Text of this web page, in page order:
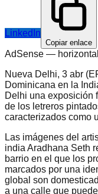
LinkedIn
Copiar enlace
AdSense — horizontal
Nueva Delhi, 3 abr
Dominicana en la
Delhi una exposición
de los letreros
caracterizados como
Las imágenes del
india Aradhana Seth
barrio en el que los
marcados por una
global son
a una calle que